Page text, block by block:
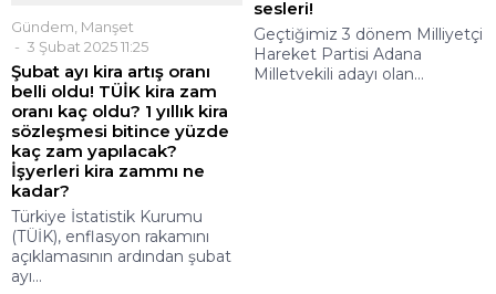
Gündem, Manşet
3 Şubat 2025 11:25
Şubat ayı kira artış oranı
belli oldu! TÜİK kira zam
oranı kaç oldu? 1 yıllık kira
sözleşmesi bitince yüzde
kaç zam yapılacak?
İşyerleri kira zammı ne
kadar?
Türkiye İstatistik Kurumu
(TÜİK), enflasyon rakamını
açıklamasının ardından şubat
ayı...
sesleri!
Geçtiğimiz 3 dönem Milliyetçi
Hareket Partisi Adana
Milletvekili adayı olan...